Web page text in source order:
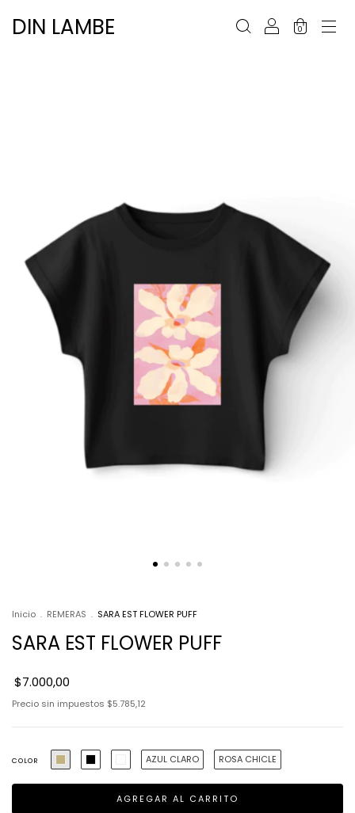
DIN LAMBE 0
Inicio . REMERAS . SARA EST FLOWER PUFF
SARA EST FLOWER PUFF
$7.000,00
Precio sin impuestos $5.785,12
COLOR AZUL CLARO ROSA CHICLE